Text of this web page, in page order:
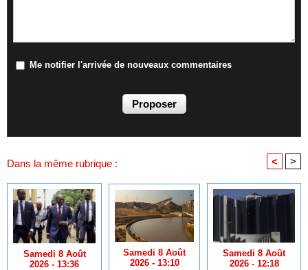
Me notifier l'arrivée de nouveaux commentaires
Dans la même rubrique : < >
Samedi 8 Août
2026 - 13:36
Samedi 8 Août
2026 - 13:10
Samedi 8 Août
2026 - 12:18